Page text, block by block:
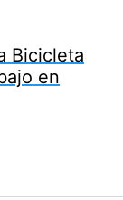
Bicicleta
en